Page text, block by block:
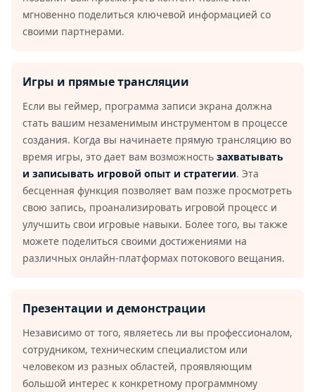
мгновенно поделиться ключевой информацией со
своими партнерами.
Игры и прямые трансляции
Если вы геймер, программа записи экрана должна
стать вашим незаменимым инструментом в процессе
создания. Когда вы начинаете прямую трансляцию во
время игры, это дает вам возможность захватывать
и записывать игровой опыт и стратегии. Эта
бесценная функция позволяет вам позже просмотреть
свою запись, проанализировать игровой процесс и
улучшить свои игровые навыки. Более того, вы также
можете поделиться своими достижениями на
различных онлайн-платформах потокового вещания.
Презентации и демонстрации
Независимо от того, являетесь ли вы профессионалом,
сотрудником, техническим специалистом или
человеком из разных областей, проявляющим
большой интерес к конкретному программному